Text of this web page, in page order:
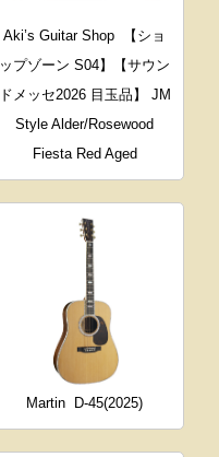
Aki’s Guitar Shop
【ショ
ップゾーン S04】【サウン
ドメッセ2026 目玉品】 JM
Style Alder/Rosewood
Fiesta Red Aged
Martin D-45(2025)